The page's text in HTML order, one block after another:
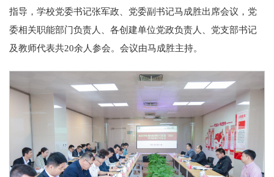
指导，学校党委书记张军政、党委副书记马成胜出席会议，党
委相关职能部门负责人、各创建单位党政负责人、党支部书记
及教师代表共20余人参会。会议由马成胜主持。